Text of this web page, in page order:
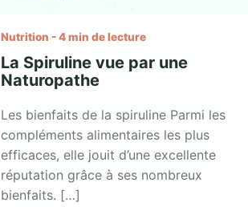
Nutrition - 4 min de lecture
La Spiruline vue par une
Naturopathe
Les bienfaits de la spiruline Parmi les
compléments alimentaires les plus
efficaces, elle jouit d’une excellente
réputation grâce à ses nombreux
bienfaits. […]